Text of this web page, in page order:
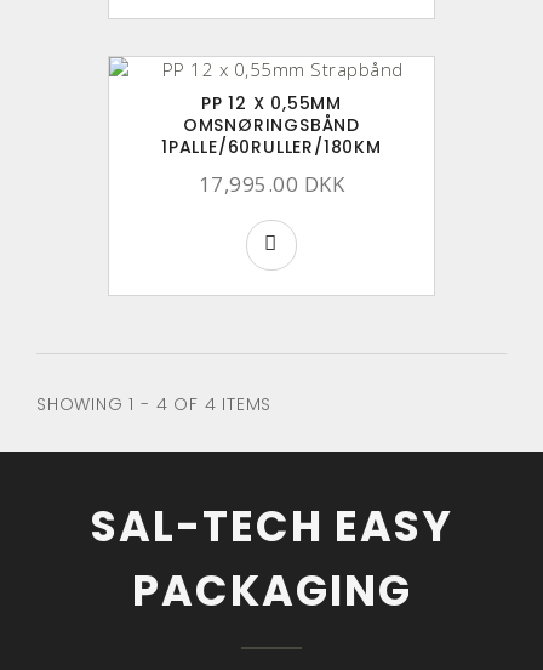
PP 12 X 0,55MM
OMSNØRINGSBÅND
1PALLE/60RULLER/180KM
17,995.00 DKK
SHOWING 1 - 4 OF 4 ITEMS
SAL-TECH EASY
PACKAGING